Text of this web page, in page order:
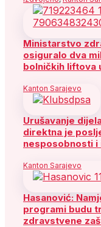
Ministarstvo
osiguralo dva
bolničkih liftova
Kanton Sarajevo
Urušavanje
direktna je
nesposobnosti
Kanton Sarajevo
Hasanović:
programi budu
zdravstvene